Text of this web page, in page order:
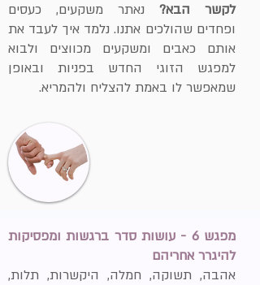
לקשר הבא? נאתר משקעים, כעסים
ופחדים שהולכים אתנו. נלמד איך לעבד את
אותם כאבים ומשקעים מכווצים ולבוא
למפגש הזוגי החדש בפניות ובאופן
שמאפשר לו באמת להצליח ולהמריא.
מפגש 6 - עושות סדר ברגשות ומפסיקות
להיגרר אחריהם
אהבה, תשוקה, חמלה, היקשרות, תלות,